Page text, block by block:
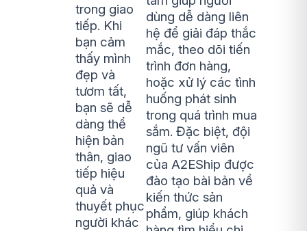
trong giao
tiếp. Khi
bạn cảm
thấy mình
đẹp và
tươm tất,
bạn sẽ dễ
dàng thể
hiện bản
thân, giao
tiếp hiệu
quả và
thuyết phục
người khác
dùng dễ dàng liên
hệ để giải đáp thắc
mắc, theo dõi tiến
trình đơn hàng,
hoặc xử lý các tình
huống phát sinh
trong quá trình mua
sắm. Đặc biệt, đội
ngũ tư vấn viên
của A2EShip được
đào tạo bài bản về
kiến thức sản
phẩm, giúp khách